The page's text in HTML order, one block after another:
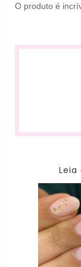
O produto é